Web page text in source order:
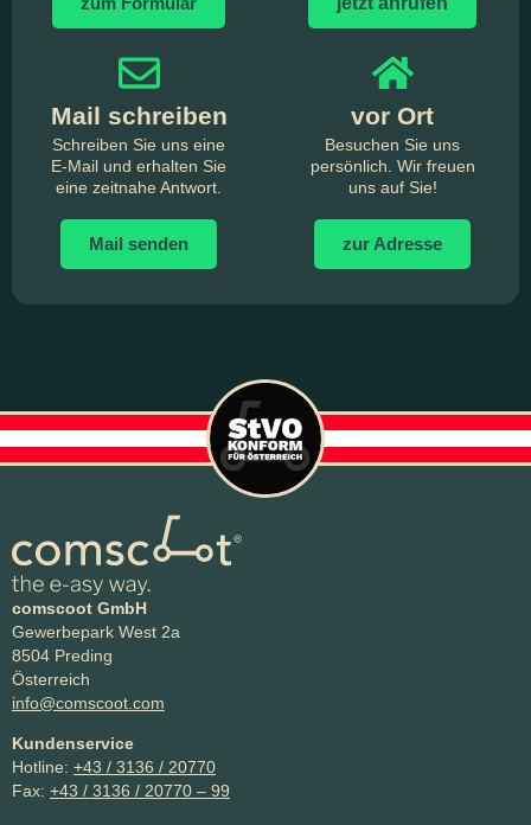
Mail schreiben
Schreiben Sie uns eine
E-Mail und erhalten Sie
eine zeitnahe Antwort.
Mail senden
vor Ort
Besuchen Sie uns
persönlich. Wir freuen
uns auf Sie!
zur Adresse
comscoot GmbH
Gewerbepark West 2a
8504 Preding
Österreich
info@comscoot.com
Kundenservice
Hotline: +43 / 3136 / 20770
Fax: +43 / 3136 / 20770 – 99